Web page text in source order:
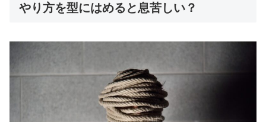
やり方を型にはめると息苦しい？